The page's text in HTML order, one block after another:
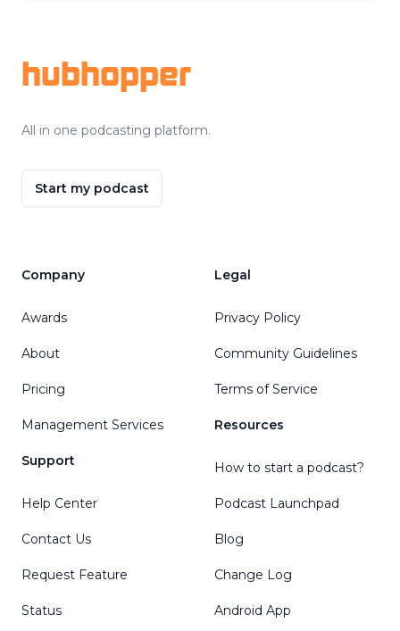
hubhopper
All in one podcasting platform.
Start my podcast
Company
Awards
About
Pricing
Management Services
Support
Help Center
Contact Us
Request Feature
Status
Legal
Privacy Policy
Community Guidelines
Terms of Service
Resources
How to start a podcast?
Podcast Launchpad
Blog
Change Log
Android App